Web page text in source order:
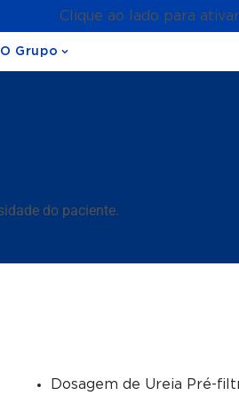
Clique ao lado para ativar
O Grupo
do paciente.
Dosagem de Ureia Pré-